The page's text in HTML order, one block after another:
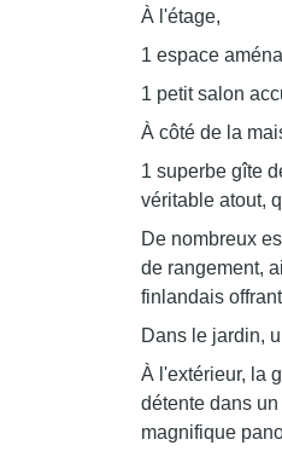
À l'étage,
1 espace
1 petit salon
À côté de la
1 superbe gîte
véritable atout,
De nombreux
de rangement,
finlandais
Dans le jardin,
À l'extérieur, la
détente dans
magnifique